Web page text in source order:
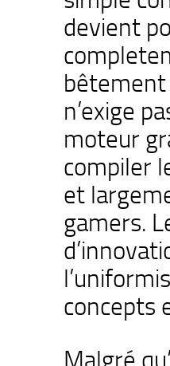
devient
bêtement
n’exige
moteur
compiler
et
gamers.
concepts
Malgré